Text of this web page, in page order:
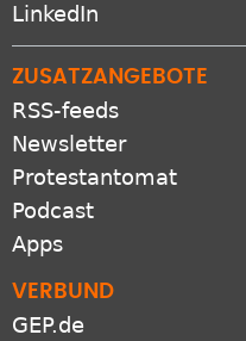
LinkedIn
ZUSATZANGEBOTE
RSS-feeds
Newsletter
Protestantomat
Podcast
Apps
VERBUND
GEP.de